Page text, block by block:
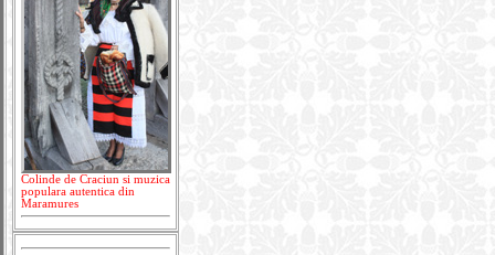
Colinde de Craciun si muzica
populara autentica din
Maramures